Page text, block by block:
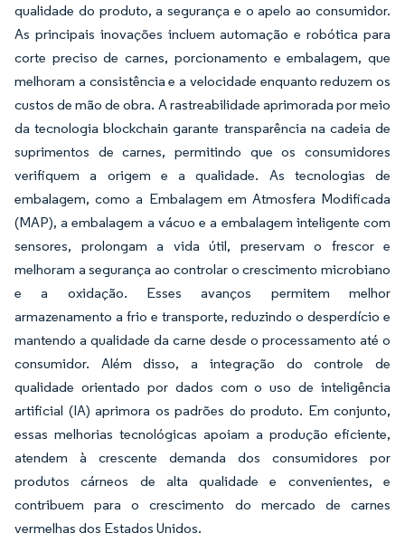
qualidade do produto, a segurança e o apelo ao consumidor.
As principais inovações incluem automação e robótica para
corte preciso de carnes, porcionamento e embalagem, que
melhoram a consistência e a velocidade enquanto reduzem os
custos de mão de obra. A rastreabilidade aprimorada por meio
da tecnologia blockchain garante transparência na cadeia de
suprimentos de carnes, permitindo que os consumidores
verifiquem a origem e a qualidade. As tecnologias de
embalagem, como a Embalagem em Atmosfera Modificada
(MAP), a embalagem a vácuo e a embalagem inteligente com
sensores, prolongam a vida útil, preservam o frescor e
melhoram a segurança ao controlar o crescimento microbiano
e a oxidação. Esses avanços permitem melhor
armazenamento a frio e transporte, reduzindo o desperdício e
mantendo a qualidade da carne desde o processamento até o
consumidor. Além disso, a integração do controle de
qualidade orientado por dados com o uso de inteligência
artificial (IA) aprimora os padrões do produto. Em conjunto,
essas melhorias tecnológicas apoiam a produção eficiente,
atendem à crescente demanda dos consumidores por
produtos cárneos de alta qualidade e convenientes, e
contribuem para o crescimento do mercado de carnes
vermelhas dos Estados Unidos.